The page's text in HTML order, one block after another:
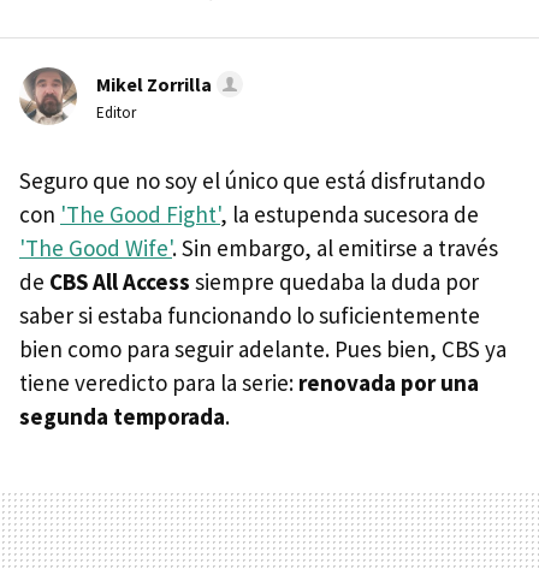
Mikel Zorrilla
Editor
Seguro que no soy el único que está disfrutando
con 'The Good Fight', la estupenda sucesora de
'The Good Wife'. Sin embargo, al emitirse a través
de CBS All Access siempre quedaba la duda por
saber si estaba funcionando lo suficientemente
bien como para seguir adelante. Pues bien, CBS ya
tiene veredicto para la serie: renovada por una
segunda temporada.